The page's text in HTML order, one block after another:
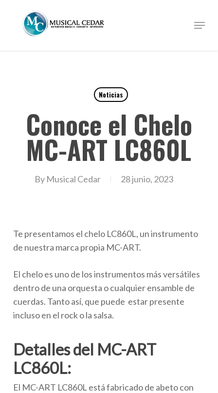
Menu
Noticias
Conoce el Chelo
MC-ART LC860L
By Musical Cedar 28 junio, 2023
Te presentamos el chelo LC860L, un instrumento
de nuestra marca propia MC-ART.
El chelo es uno de los instrumentos más versátiles
dentro de una orquesta o cualquier ensamble de
cuerdas. Tanto así, que puede estar presente
incluso en el rock o la salsa.
Detalles del MC-ART
LC860L:
El MC-ART LC860L está fabricado de abeto con
Close